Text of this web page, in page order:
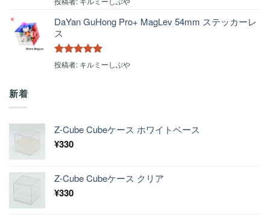
DaYan GuHong Pro+ MagLev 54mm ステッカーレ
ス
5段階中5の
投稿者: キルミーしぶや
新着
Z-Cube Cubeケース ホワイトベース
¥330
Z-Cube Cubeケース クリア
¥330